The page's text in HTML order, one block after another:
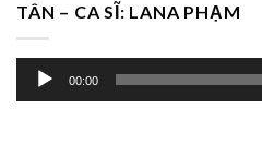
TÂN – CA SĨ: LANA PHẠM
Trình
chơi
00:00